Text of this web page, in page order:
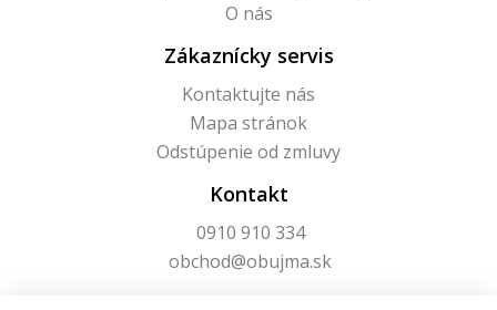
O nás
Zákaznícky servis
Kontaktujte nás
Mapa stránok
Odstúpenie od zmluvy
Kontakt
0910 910 334
obchod@obujma.sk